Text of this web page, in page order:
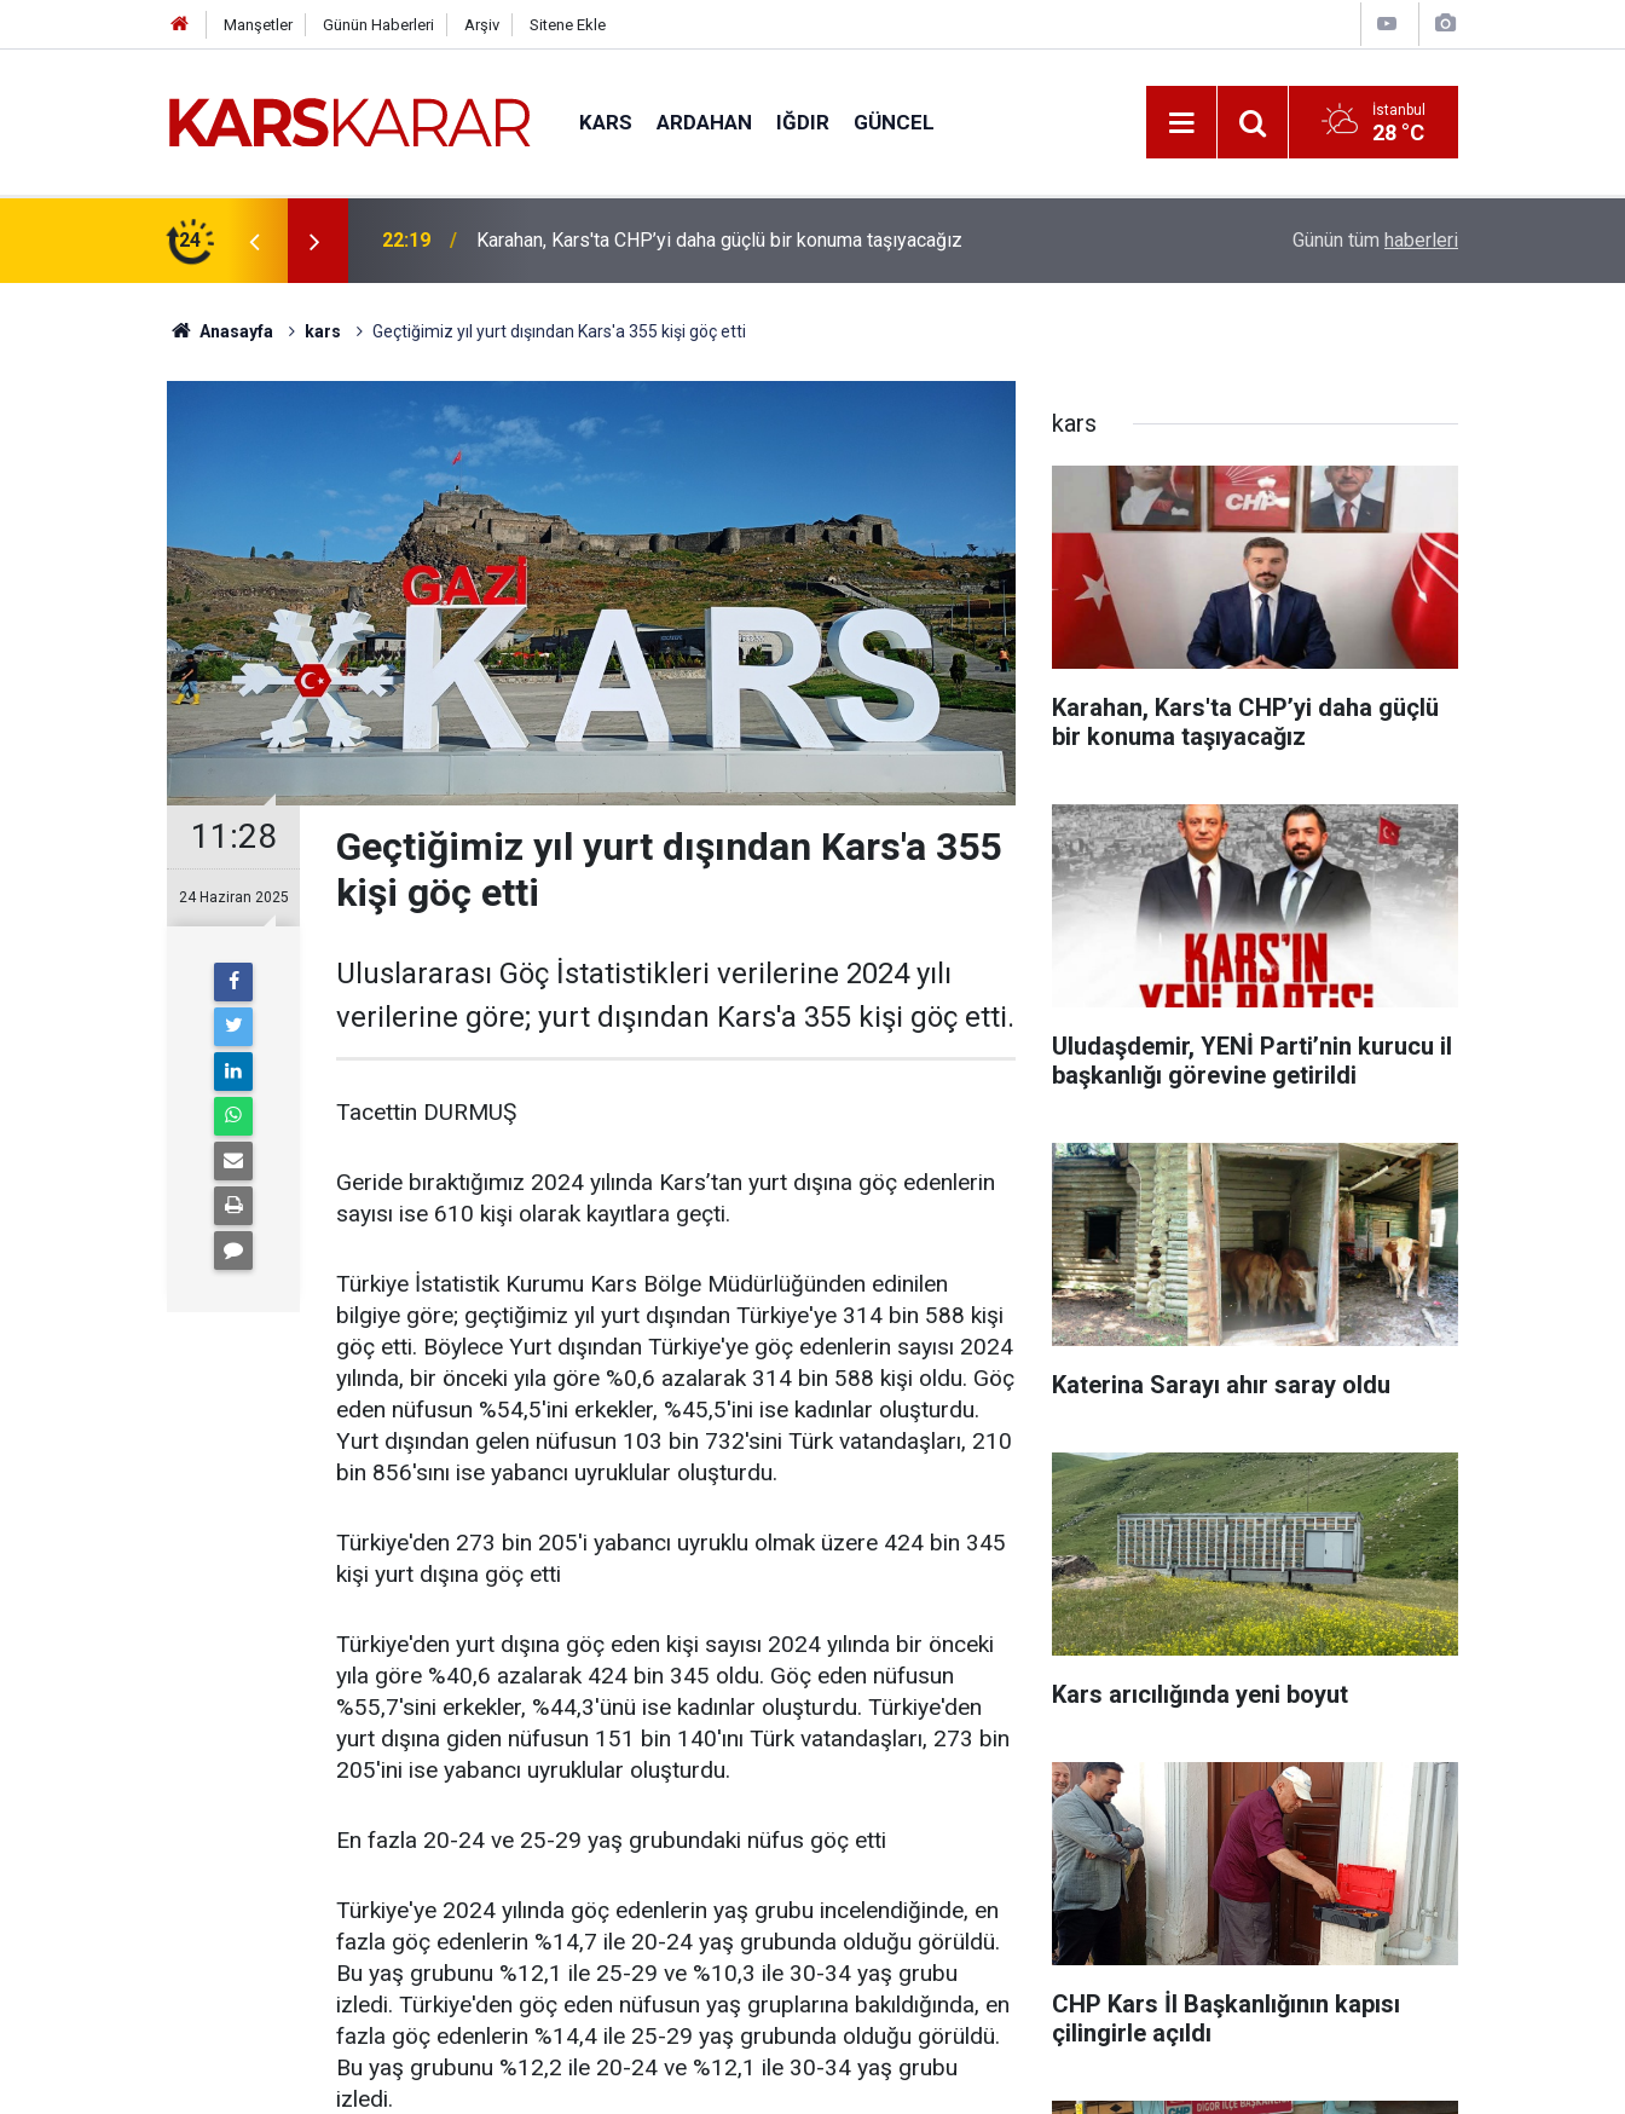
Manşetler Günün Haberleri Arşiv Sitene Ekle
KARS ARDAHAN IĞDIR GÜNCEL İstanbul
28 °C
24
bir konuma taşıyacağız 16:15 Uludaşdemir, YENİ Parti’nin kurucu il başkanlığı görevine getirildi Katerina Sarayı ahır saray oldu
Günün tüm haberleri
Anasayfa kars Geçtiğimiz yıl yurt dışından Kars'a 355 kişi göç etti
11:28
24 Haziran 2025
Geçtiğimiz yıl yurt dışından Kars'a 355
kişi göç etti
Uluslararası Göç İstatistikleri verilerine 2024 yılı
verilerine göre; yurt dışından Kars'a 355 kişi göç etti.
Tacettin DURMUŞ
Geride bıraktığımız 2024 yılında Kars’tan yurt dışına göç edenlerin
sayısı ise 610 kişi olarak kayıtlara geçti.
Türkiye İstatistik Kurumu Kars Bölge Müdürlüğünden edinilen
bilgiye göre; geçtiğimiz yıl yurt dışından Türkiye'ye 314 bin 588 kişi
göç etti. Böylece Yurt dışından Türkiye'ye göç edenlerin sayısı 2024
yılında, bir önceki yıla göre %0,6 azalarak 314 bin 588 kişi oldu. Göç
eden nüfusun %54,5'ini erkekler, %45,5'ini ise kadınlar oluşturdu.
Yurt dışından gelen nüfusun 103 bin 732'sini Türk vatandaşları, 210
bin 856'sını ise yabancı uyruklular oluşturdu.
Türkiye'den 273 bin 205'i yabancı uyruklu olmak üzere 424 bin 345
kişi yurt dışına göç etti
Türkiye'den yurt dışına göç eden kişi sayısı 2024 yılında bir önceki
yıla göre %40,6 azalarak 424 bin 345 oldu. Göç eden nüfusun
%55,7'sini erkekler, %44,3'ünü ise kadınlar oluşturdu. Türkiye'den
yurt dışına giden nüfusun 151 bin 140'ını Türk vatandaşları, 273 bin
205'ini ise yabancı uyruklular oluşturdu.
En fazla 20-24 ve 25-29 yaş grubundaki nüfus göç etti
Türkiye'ye 2024 yılında göç edenlerin yaş grubu incelendiğinde, en
fazla göç edenlerin %14,7 ile 20-24 yaş grubunda olduğu görüldü.
Bu yaş grubunu %12,1 ile 25-29 ve %10,3 ile 30-34 yaş grubu
izledi. Türkiye'den göç eden nüfusun yaş gruplarına bakıldığında, en
fazla göç edenlerin %14,4 ile 25-29 yaş grubunda olduğu görüldü.
Bu yaş grubunu %12,2 ile 20-24 ve %12,1 ile 30-34 yaş grubu
izledi.
kars
Karahan, Kars'ta CHP’yi daha güçlü
bir konuma taşıyacağız
Uludaşdemir, YENİ Parti’nin kurucu il
başkanlığı görevine getirildi
Katerina Sarayı ahır saray oldu
Kars arıcılığında yeni boyut
CHP Kars İl Başkanlığının kapısı
çilingirle açıldı